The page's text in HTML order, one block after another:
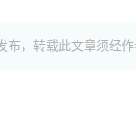
布，转载此文章须经